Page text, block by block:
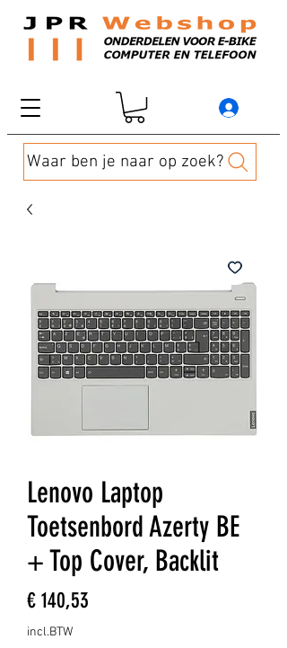
Waar ben je naar op zoek?
Lenovo Laptop
Toetsenbord Azerty BE
+ Top Cover, Backlit
€ 140,53
incl.BTW